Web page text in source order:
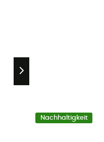
Nachhaltigkeit